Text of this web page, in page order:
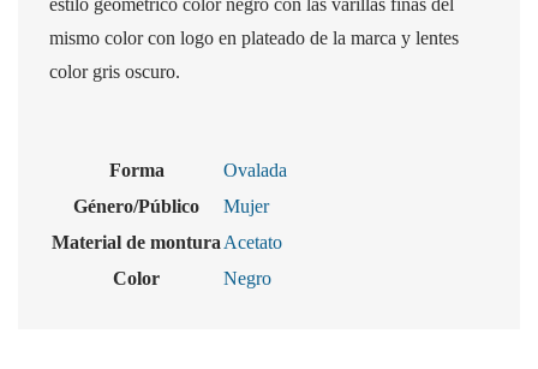
mismo color con logo en plateado de la marca y lentes
color gris oscuro.
Forma
Ovalada
Género/Público
Mujer
Material de montura Acetato
Color
Negro